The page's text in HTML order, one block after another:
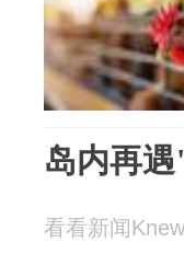
岛内再
看看新闻